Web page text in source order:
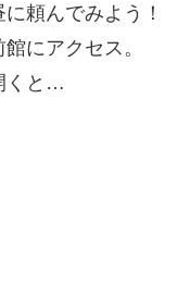
頼んでみよう！
にアクセス。
くと…